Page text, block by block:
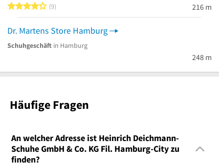
4 von 5 Sternen
9 216 m
Dr. Martens Store Hamburg
Schuhgeschäft in Hamburg
248 m
Häufige Fragen
An welcher Adresse ist Heinrich Deichmann-
Schuhe GmbH & Co. KG Fil. Hamburg-City zu
finden?